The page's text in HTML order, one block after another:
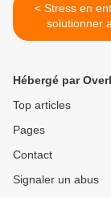
< Stress en entreprise :
solutionner
coaching
Hébergé par
Top articles
Pages
Contact
Signaler un abus